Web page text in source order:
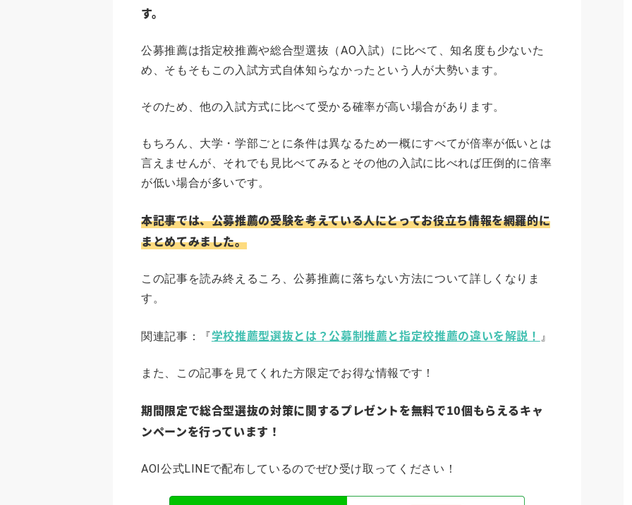
す。
公募推薦は指定校推薦や総合型選抜（AO入試）に比べて、知名度も少ないた
め、そもそもこの入試方式自体知らなかったという人が大勢います。
そのため、他の入試方式に比べて受かる確率が高い場合があります。
もちろん、大学・学部ごとに条件は異なるため一概にすべてが倍率が低いとは
言えませんが、それでも見比べてみるとその他の入試に比べれば圧倒的に倍率
が低い場合が多いです。
本記事では、公募推薦の受験を考えている人にとってお役立ち情報を網羅的に
まとめてみました。
この記事を読み終えるころ、公募推薦に落ちない方法について詳しくなりま
す。
関連記事：『学校推薦型選抜とは？公募制推薦と指定校推薦の違いを解説！ 』
また、この記事を見てくれた方限定でお得な情報です！
期間限定で総合型選抜の対策に関するプレゼントを無料で10個もらえるキャ
ンペーンを行っています！
AOI公式LINEで配布しているのでぜひ受け取ってください！